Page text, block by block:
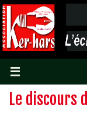
Passer
vers
le
contenu
Le discours